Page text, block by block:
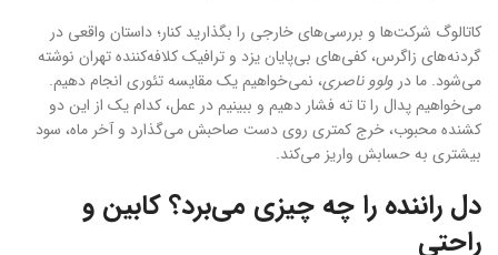
کاتالوگ شرکت‌ها و بررسی‌های خارجی را بگذارید کنار؛ داستان واقعی در
گردنه‌های زاگرس، کفی‌های بی‌پایان یزد و ترافیک کلافه‌کننده تهران نوشته
می‌شود. ما در ولوو ناصری، نمی‌خواهیم یک مقایسه تئوری انجام دهیم.
می‌خواهیم پدال را تا ته فشار دهیم و ببینیم در عمل، کدام یک از این دو
کشنده محبوب، خرج کمتری روی دست صاحبش می‌گذارد و آخر ماه، سود
بیشتری به حسابش واریز می‌کند.
دل راننده را چه چیزی می‌برد؟ کابین و
راحتی